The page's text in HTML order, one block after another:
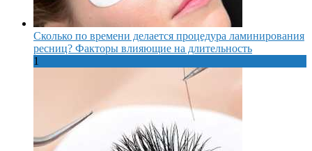
Сколько по времени делается процедура ламинирования
ресниц? Факторы влияющие на длительность
1